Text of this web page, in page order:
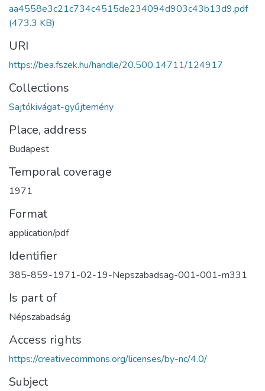
aa4558e3c21c734c4515de234094d903c43b13d9.pdf
(473.3 KB)
URI
https://bea.fszek.hu/handle/20.500.14711/124917
Collections
Sajtókivágat-gyűjtemény
Place, address
Budapest
Temporal coverage
1971
Format
application/pdf
Identifier
385-859-1971-02-19-Nepszabadsag-001-001-m331
Is part of
Népszabadság
Access rights
https://creativecommons.org/licenses/by-nc/4.0/
Subject